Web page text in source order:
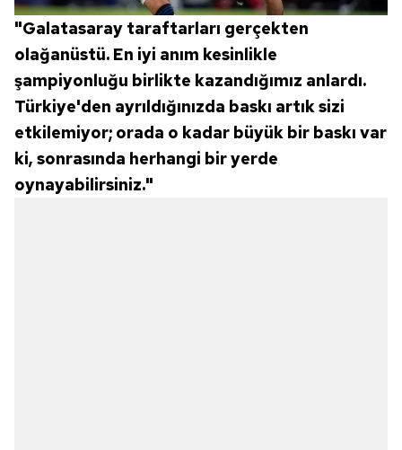
"Galatasaray taraftarları gerçekten
olağanüstü. En iyi anım kesinlikle
şampiyonluğu birlikte kazandığımız anlardı.
Türkiye'den ayrıldığınızda baskı artık sizi
etkilemiyor; orada o kadar büyük bir baskı var
ki, sonrasında herhangi bir yerde
oynayabilirsiniz."